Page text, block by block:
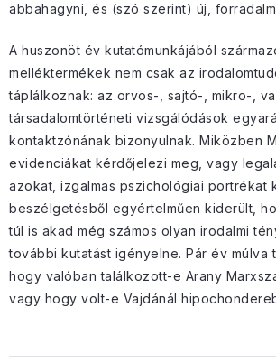
abbahagyni, és (szó szerint) új,
A huszonöt év kutatómunkájából
melléktermékek nem csak az
táplálkoznak: az orvos-, sajtó-, mikro-,
társadalomtörténeti vizsgálódások
kontaktzónának bizonyulnak. Miközben
evidenciákat kérdőjelezi meg, vagy
azokat, izgalmas pszichológiai portrékat
beszélgetésből egyértelműen kiderült,
túl is akad még számos olyan irodalmi
további kutatást igényelne. Pár év múlva
hogy valóban találkozott-e Arany
vagy hogy volt-e Vajdánál